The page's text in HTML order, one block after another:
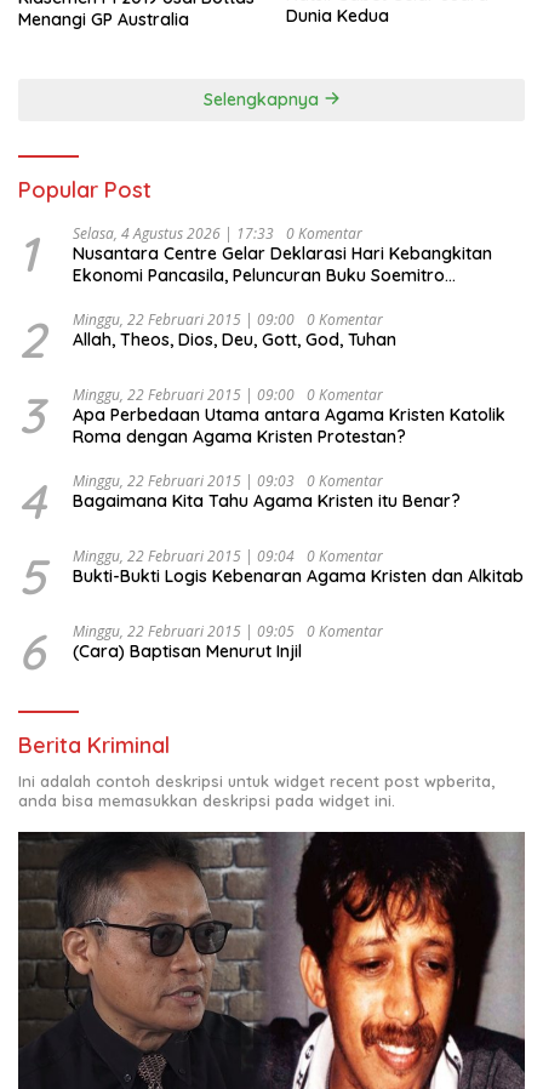
Menangi GP Australia
Dunia Kedua
Selengkapnya
Popular Post
1 Selasa, 4 Agustus 2026 | 17:33 0 Komentar
Nusantara Centre Gelar Deklarasi Hari Kebangkitan
Ekonomi Pancasila, Peluncuran Buku Soemitro
Ekonomi Politik Indonesia) & Simposium Nasional
“Urgensi Undang-Undang Perekonomian Nasional dan
Indonesia Emas 2045”,
2 Minggu, 22 Februari 2015 | 09:00 0 Komentar
Allah, Theos, Dios, Deu, Gott, God, Tuhan
3 Minggu, 22 Februari 2015 | 09:00 0 Komentar
Apa Perbedaan Utama antara Agama Kristen Katolik
Roma dengan Agama Kristen Protestan?
4 Minggu, 22 Februari 2015 | 09:03 0 Komentar
Bagaimana Kita Tahu Agama Kristen itu Benar?
5 Minggu, 22 Februari 2015 | 09:04 0 Komentar
Bukti-Bukti Logis Kebenaran Agama Kristen dan Alkitab
6 Minggu, 22 Februari 2015 | 09:05 0 Komentar
(Cara) Baptisan Menurut Injil
Berita Kriminal
Ini adalah contoh deskripsi untuk widget recent post wpberita,
anda bisa memasukkan deskripsi pada widget ini.